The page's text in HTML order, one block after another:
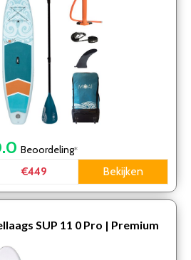
Beoordeling*
€449 Bekijken
SUP 11 0 Pro | Premium
Supboard | met Kayak Zitje en